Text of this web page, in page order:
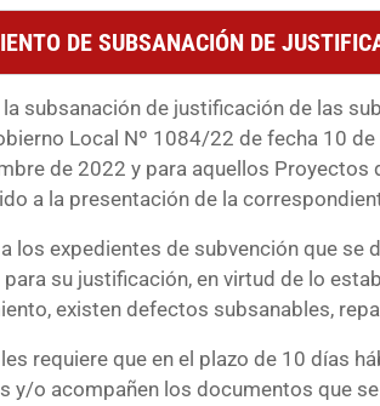
DE SUBSANACIÓN DE
la subsanación de justificación de las
Local Nº 1084/22 de fecha 10
de 2022 y para aquellos
a la presentación de la
los expedientes de subvención que se
su justificación, en virtud de lo
existen defectos subsanables,
requiere que en el plazo de 10 días
y/o acompañen los documentos que